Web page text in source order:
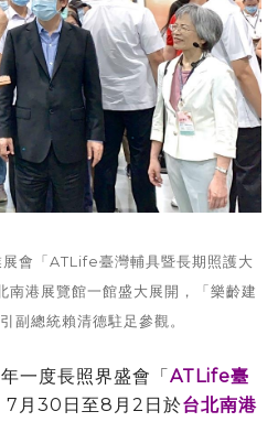
會「ATLife臺灣輔具暨長期照護大
港展覽館一館盛大展開，「樂齡建
副總統賴清德駐足參觀。
一度長照界盛會「 ATLife臺
7月30日至8月2日於台北南港